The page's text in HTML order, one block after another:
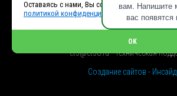
вам. Напишите
вас
+7 (914) 010-76-83, 8 (3952) 93-27-93 -
+7 (950) 075-85-99 - Техническая
info@et38.ru - Общая почта
et2@et38.ru - Отдел продаж
et3@et38.ru - Техническая
Создание сайтов - Инсайд
Оставаясь с нами, Вы соглашаетесь с
политикой конфиденциальности.
OK